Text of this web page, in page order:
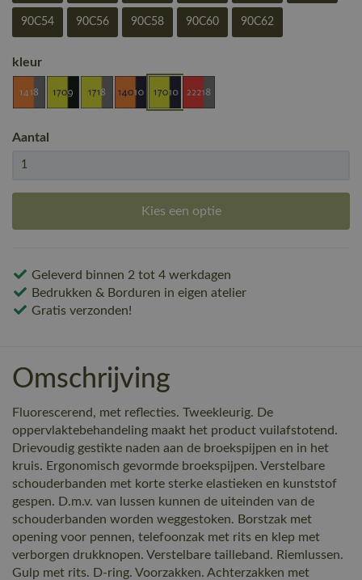
90C54 90C56 90C58 90C60 90C62
kleur
Aantal
Kies een optie
Geleverd binnen 2 tot 4 werkdagen
Bedrukken & Borduren in eigen atelier
Gratis verzonden!
Omschrijving
Fluorescerend, met reflecties. Tweekleurig. De
oppervlaktebehandeling maakt het product vuilafstotend.
Drievoudig gestikte naden aan de broekspijpen en in het
kruis. Ergonomisch gevormde broekspijpen. Verstelbare
schouderbanden met korte sterke elastieken en kunststof
gespen. D.m.v. van lussen kunnen de uiteinden van de
schouderbanden worden weggestoken. Borstzak met
opening voor pennen, telefoonzak met rits en klep met
verborgen drukknopen. Verstelbare tailleband. Riemlussen.
Gulp met rits. D-ring. Voorzakken. Achterzakken met